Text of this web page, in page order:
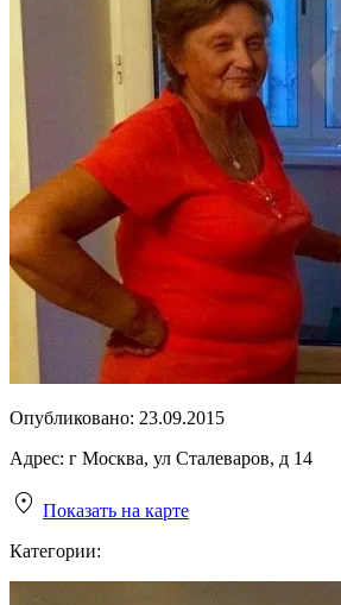
Опубликовано: 23.09.2015
Адрес: г Москва, ул Сталеваров, д 14
Показать на карте
Категории: